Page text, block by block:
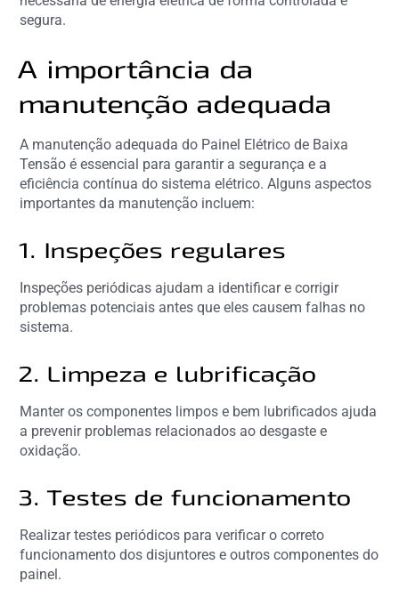
segura.
A importância da
manutenção adequada
A manutenção adequada do Painel Elétrico de Baixa
Tensão é essencial para garantir a segurança e a
eficiência contínua do sistema elétrico. Alguns aspectos
importantes da manutenção incluem:
1. Inspeções regulares
Inspeções periódicas ajudam a identificar e corrigir
problemas potenciais antes que eles causem falhas no
sistema.
2. Limpeza e lubrificação
Manter os componentes limpos e bem lubrificados ajuda
a prevenir problemas relacionados ao desgaste e
oxidação.
3. Testes de funcionamento
Realizar testes periódicos para verificar o correto
funcionamento dos disjuntores e outros componentes do
painel.